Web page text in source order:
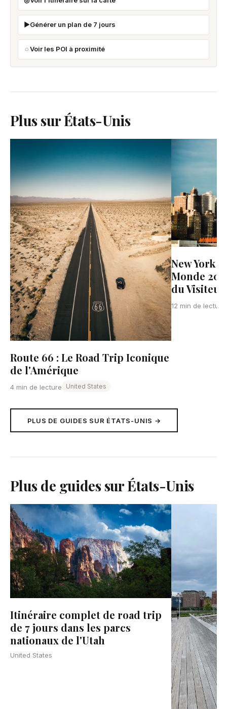
Générer un plan de 7 jours
Voir les POI à proximité
Plus sur États-Unis
Route 66 : Le Road Trip Iconique
de l'Amérique
4 min de lecture United States
New York
Monde
du Visiteur
12 min de lecture
PLUS DE GUIDES SUR ÉTATS-UNIS →
Plus de guides sur États-Unis
Itinéraire complet de road trip
de 7 jours dans les parcs
nationaux de l'Utah
United States